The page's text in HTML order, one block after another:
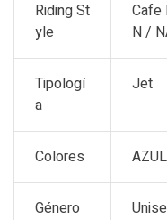
Riding St
yle
Cafe
N /
Tipologí
a
Jet
Colores
Género